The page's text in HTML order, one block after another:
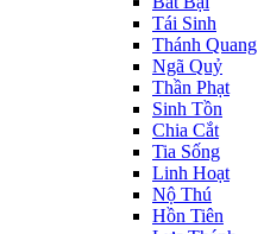
Tái Sinh
Thánh Quang
Ngã Quỷ
Thần Phạt
Sinh Tồn
Chia Cắt
Tia Sống
Linh Hoạt
Nộ Thú
Hồn Tiên